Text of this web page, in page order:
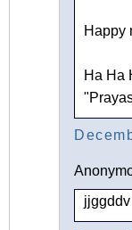
Happy
Ha Ha
jjggddv